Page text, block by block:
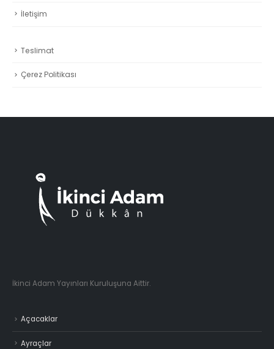
İletişim
Teslimat
Çerez Politikası
İkinci Adam Yayınları Kuruluşuna Aittir.
Açacaklar
Ayraçlar